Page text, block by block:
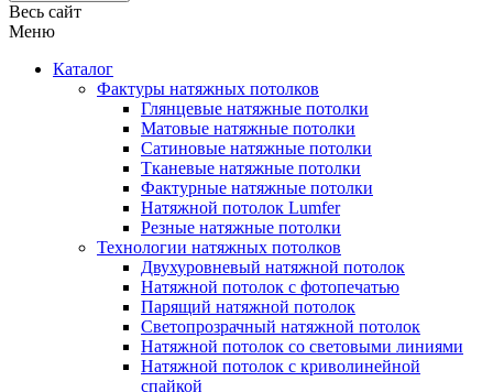
Весь сайт
Меню
Каталог
Фактуры натяжных потолков
Глянцевые натяжные потолки
Матовые натяжные потолки
Сатиновые натяжные потолки
Тканевые натяжные потолки
Фактурные натяжные потолки
Натяжной потолок Lumfer
Резные натяжные потолки
Технологии натяжных потолков
Двухуровневый натяжной потолок
Натяжной потолок с фотопечатью
Парящий натяжной потолок
Светопрозрачный натяжной потолок
Натяжной потолок со световыми линиями
Натяжной потолок с криволинейной
спайкой